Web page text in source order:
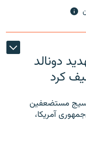
دونالد
کرد
بسیج مستضعفین
آمریکا،